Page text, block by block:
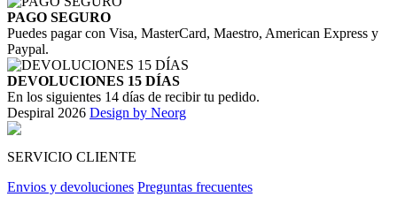
PAGO SEGURO
Puedes pagar con Visa, MasterCard, Maestro, American Express y
Paypal.
DEVOLUCIONES 15 DÍAS
En los siguientes 14 días de recibir tu pedido.
Despiral 2026 Design by Neorg
SERVICIO CLIENTE
Envios y devoluciones Preguntas frecuentes